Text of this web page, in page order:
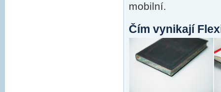
mobilní.
Čím vynikají